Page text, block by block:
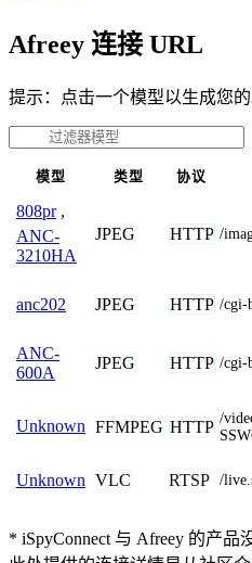
Afreey 连接 URL
提示：点击一个模型以生成您
模型 类型 协议
808pr ,
ANC-
3210HA
JPEG HTTP /
anc202 JPEG HTTP /cgi-
ANC-
600A
JPEG HTTP /cgi-
Unknown FFMPEG HTTP /
Unknown VLC RTSP /
* iSpyConnect 与 Afreey 的产品